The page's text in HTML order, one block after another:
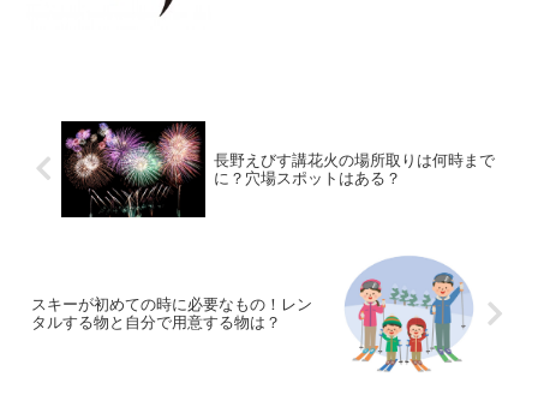
長野えびす講花火の場所取りは何時まで
に？穴場スポットはある？
スキーが初めての時に必要なもの！レン
タルする物と自分で用意する物は？